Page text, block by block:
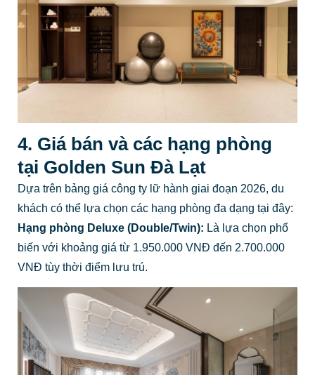
4. Giá bán và các hạng phòng
tại Golden Sun Đà Lạt
Dựa trên bảng giá công ty lữ hành giai đoạn 2026, du
khách có thể lựa chọn các hạng phòng đa dạng tại đây:
Hạng phòng Deluxe (Double/Twin): Là lựa chọn phổ
biến với khoảng giá từ 1.950.000 VNĐ đến 2.700.000
VNĐ tùy thời điểm lưu trú.